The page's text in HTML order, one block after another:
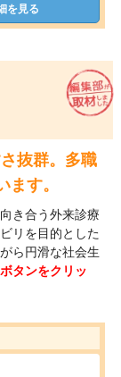
を見る
抜群。多職
す。
き合う外来診療
リを目的とした
ら円滑な社会生
タンをクリッ